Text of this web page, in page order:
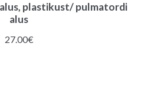
plastikust/ pulmatordi
alus
27.00€